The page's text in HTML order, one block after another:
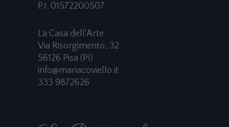
P.I. 01572200507
La Casa dell'Arte
Via Risorgimento, 32
56126 Pisa (PI)
info@mariacoviello.it
333 9872626